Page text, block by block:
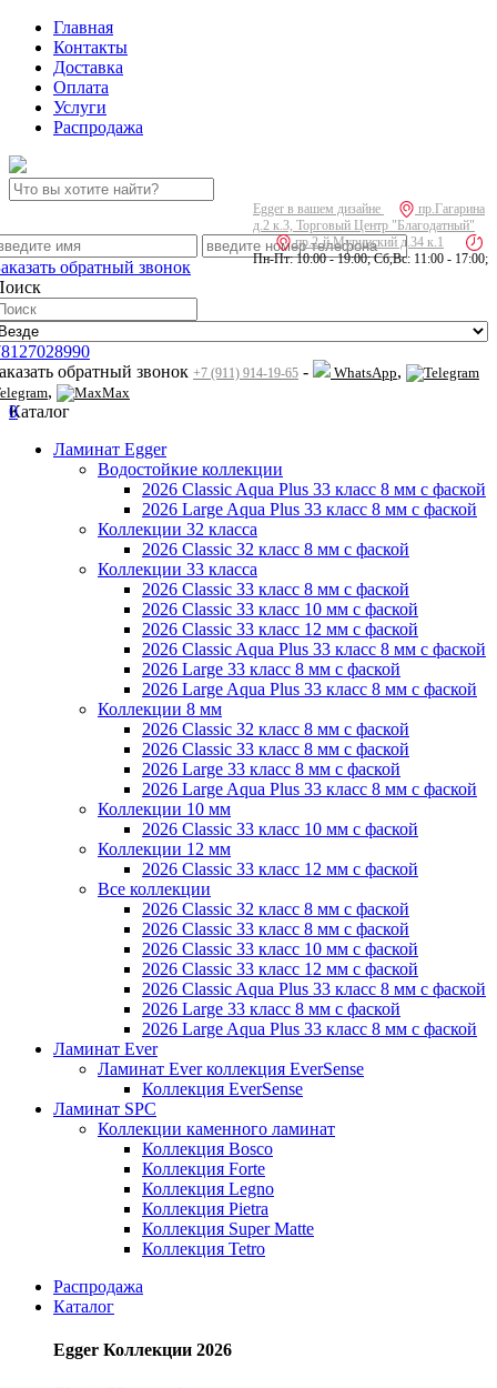
Главная
Контакты
Доставка
Оплата
Услуги
Распродажа
Egger в вашем дизайне
пр.Гагарина
д.2 к.3, Торговый Центр "Благодатный"
пр.2-й Муринский д.34 к.1
Пн-Пт: 10:00 - 19:00; Сб,Вс: 11:00 - 17:00;
обратный звонок
обратный звонок +7 (911) 914-19-65 - WhatsApp,
, Max
0
Каталог
Ламинат Egger
Водостойкие коллекции
2026 Classic Aqua Plus 33 класс 8 мм с фаской
2026 Large Aqua Plus 33 класс 8 мм с фаской
Коллекции 32 класса
2026 Classic 32 класс 8 мм с фаской
Коллекции 33 класса
2026 Classic 33 класс 8 мм с фаской
2026 Classic 33 класс 10 мм с фаской
2026 Classic 33 класс 12 мм с фаской
2026 Classic Aqua Plus 33 класс 8 мм с фаской
2026 Large 33 класс 8 мм с фаской
2026 Large Aqua Plus 33 класс 8 мм с фаской
Коллекции 8 мм
2026 Classic 32 класс 8 мм с фаской
2026 Classic 33 класс 8 мм с фаской
2026 Large 33 класс 8 мм с фаской
2026 Large Aqua Plus 33 класс 8 мм с фаской
Коллекции 10 мм
2026 Classic 33 класс 10 мм с фаской
Коллекции 12 мм
2026 Classic 33 класс 12 мм с фаской
Все коллекции
2026 Classic 32 класс 8 мм с фаской
2026 Classic 33 класс 8 мм с фаской
2026 Classic 33 класс 10 мм с фаской
2026 Classic 33 класс 12 мм с фаской
2026 Classic Aqua Plus 33 класс 8 мм с фаской
2026 Large 33 класс 8 мм с фаской
2026 Large Aqua Plus 33 класс 8 мм с фаской
Ламинат Ever
Ламинат Ever коллекция EverSense
Коллекция EverSense
Ламинат SPC
Коллекции каменного ламинат
Коллекция Bosco
Коллекция Forte
Коллекция Legno
Коллекция Pietra
Коллекция Super Matte
Коллекция Tetro
Распродажа
Каталог
Egger Коллекции 2026